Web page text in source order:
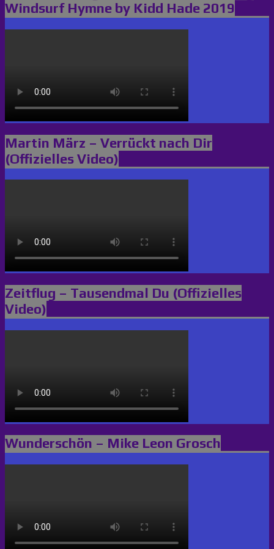
Windsurf Hymne by Kidd Hade 2019
Martin März – Verrückt nach Dir
(Offizielles Video)
Zeitflug – Tausendmal Du (Offizielles
Video)
Wunderschön – Mike Leon Grosch